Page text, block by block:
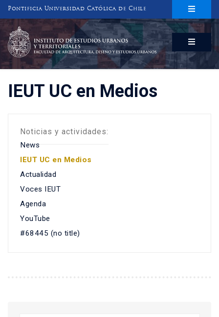
Pontificia Universidad Católica de Chile
INSTITUTO DE ESTUDIOS URBANOS
Y TERRITORIALES
FACULTAD DE ARQUITECTURA, DISEÑO Y ESTUDIOS URBANOS
IEUT UC en Medios
Noticias y actividades:
News
IEUT UC en Medios
Actualidad
Voces IEUT
Agenda
YouTube
#68445 (no title)